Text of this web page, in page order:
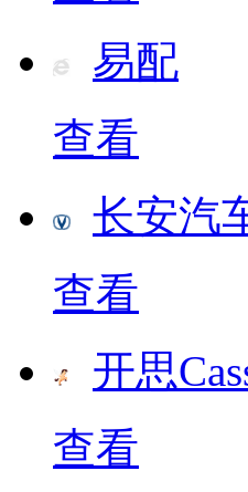
易配
查看
长安汽
查看
开思
查看